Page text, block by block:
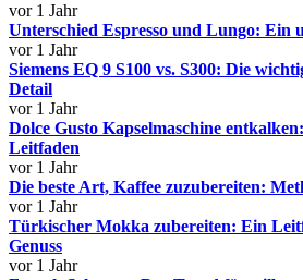
vor 1 Jahr
Unterschied Espresso und Lungo: Ein
vor 1 Jahr
Siemens EQ 9 S100 vs. S300: Die
Detail
vor 1 Jahr
Dolce Gusto Kapselmaschine
Leitfaden
vor 1 Jahr
Die beste Art, Kaffee zuzubereiten:
vor 1 Jahr
Türkischer Mokka zubereiten: Ein
Genuss
vor 1 Jahr